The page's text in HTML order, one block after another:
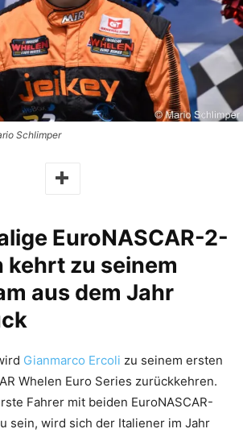
Schlimper
EuroNASCAR-2-
kehrt zu seinem
aus dem Jahr
Gianmarco Ercoli zu seinem ersten
Whelen Euro Series zurückkehren.
Fahrer mit beiden EuroNASCAR-
sein, wird sich der Italiener im Jahr